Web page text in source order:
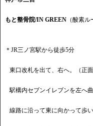
もと整骨院/IN GREEN （酸素ル
＊JR三ノ宮駅から徒歩5分
東口改札を出て、右へ。（正
駅構内セブンイレブンを左へ
線路に沿って東に向かって歩い